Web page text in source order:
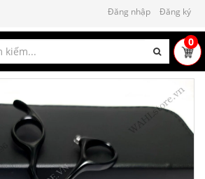
Đăng nhập Đăng ký
0